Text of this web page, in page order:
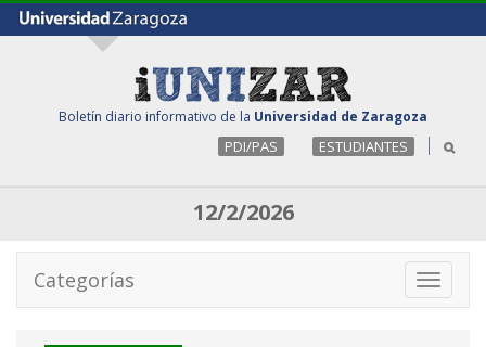
Boletín diario informativo de la Universidad de Zaragoza
PDI/PAS ESTUDIANTES
12/2/2026
Toggle
Categorías